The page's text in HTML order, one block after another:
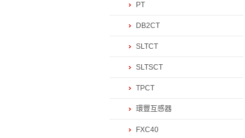
PT
DB2CT
SLTCT
SLTSCT
TPCT
環豐互感器
FXC40